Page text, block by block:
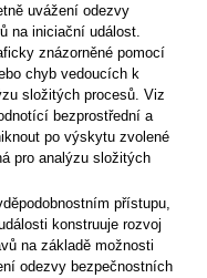
uvážení odezvy
na iniciační událost.
znázorněné pomocí
chyb vedoucích k
složitých procesů. Viz
bezprostřední a
po výskytu zvolené
pro analýzu složitých
přístupu,
konstruuje rozvoj
na základě možnosti
odezvy bezpečnostních